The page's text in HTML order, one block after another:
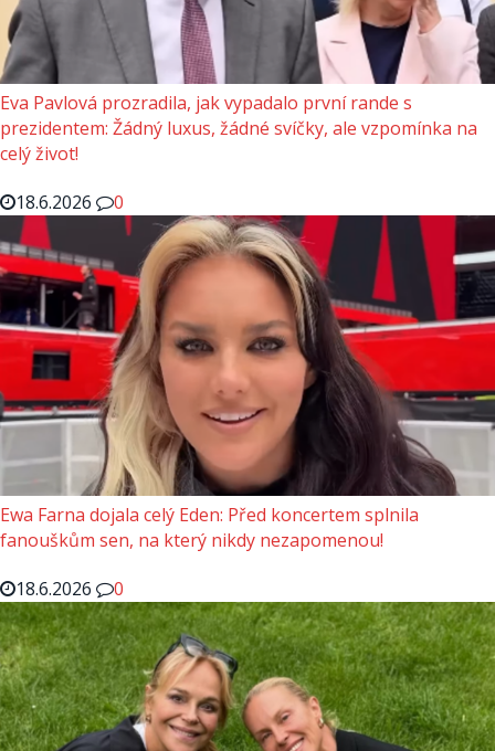
Eva Pavlová prozradila, jak vypadalo první rande s
prezidentem: Žádný luxus, žádné svíčky, ale vzpomínka na
celý život!
18.6.2026
0
Ewa Farna dojala celý Eden: Před koncertem splnila
fanouškům sen, na který nikdy nezapomenou!
18.6.2026
0